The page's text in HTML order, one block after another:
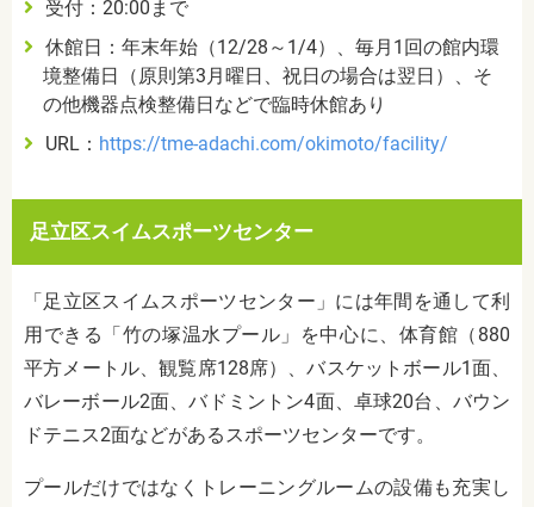
受付： 20:00まで
休館日：年末年始（12/28～1/4）、毎月1回の館内環
境整備日（原則第3月曜日、祝日の場合は翌日）、そ
の他機器点検整備日などで臨時休館あり
URL： https://tme-adachi.com/okimoto/facility/
足立区スイムスポーツセンター
「足立区スイムスポーツセンター」には年間を通して利
用できる「竹の塚温水プール」を中心に、体育館（ 880
平方メートル、観覧席128席）、バスケットボール1面、
バレーボール2面、バドミントン4面、卓球20台、バウン
ドテニス2面などがあるスポーツセンターです。
プールだけではなくトレーニングルームの設備も充実し